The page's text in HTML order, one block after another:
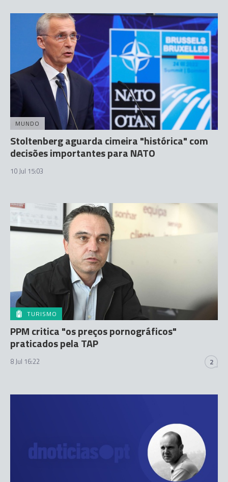
MUNDO
Stoltenberg aguarda cimeira "histórica" com
decisões importantes para NATO
10 Jul 15:03
TURISMO
PPM critica "os preços pornográficos"
praticados pela TAP
8 Jul 16:22 2